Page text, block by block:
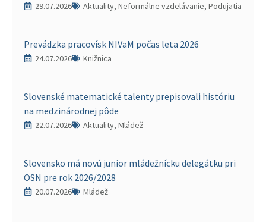
29.07.2026 Aktuality, Neformálne vzdelávanie, Podujatia
Prevádzka pracovísk NIVaM počas leta 2026
24.07.2026 Knižnica
Slovenské matematické talenty prepisovali históriu
na medzinárodnej pôde
22.07.2026 Aktuality, Mládež
Slovensko má novú junior mládežnícku delegátku pri
OSN pre rok 2026/2028
20.07.2026 Mládež